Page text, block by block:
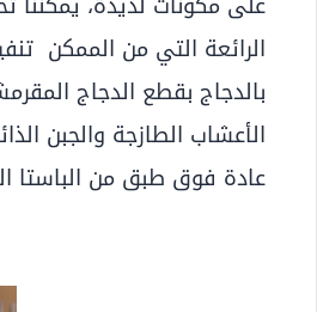
الرائعة التي من الممكن
بالدجاج بقطع الدجاج
الأعشاب الطازجة والجبن
عادة فوق طبق من الباستا